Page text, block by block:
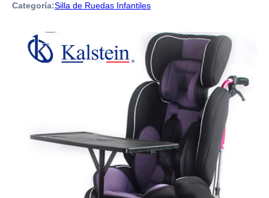
Categoría:Silla de Ruedas Infantiles